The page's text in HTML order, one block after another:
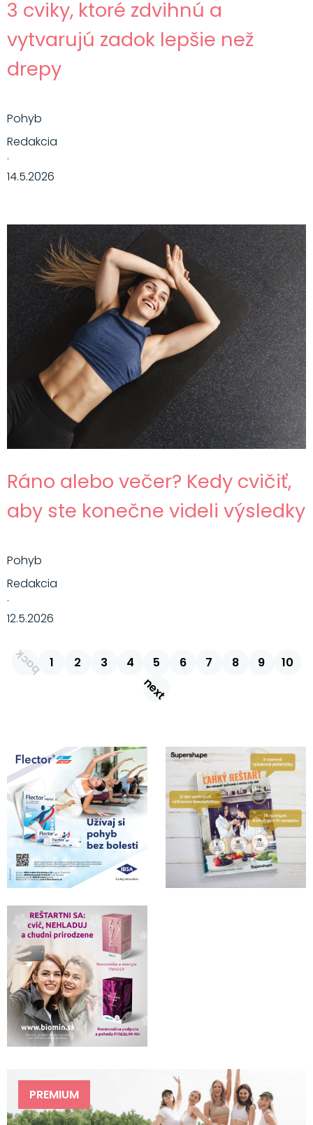
3 cviky, ktoré zdvihnú a
vytvarujú zadok lepšie než
drepy
Pohyb
Redakcia
·
14.5.2026
Ráno alebo večer? Kedy cvičiť,
aby ste konečne videli výsledky
Pohyb
Redakcia
·
12.5.2026
back 1 2 3 4 5 6 7 8 9 10
next
PREMIUM